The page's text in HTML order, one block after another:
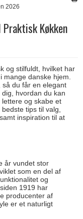
2026
Køkken
og stilfuldt, hvilket har
danske hjem.
du får en elegant
hvordan du kan
og skabe et
tips til valg,
inspiration til at
år vundet stor
som en del af
og
1919 har
producenter af
er et naturligt